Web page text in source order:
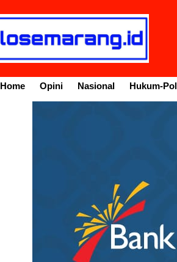
Home Opini Nasional Hukum-